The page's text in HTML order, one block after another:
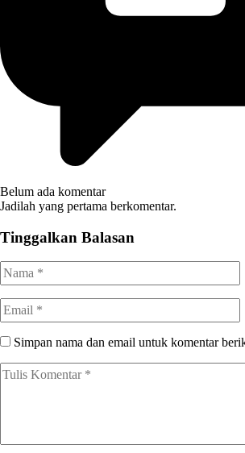
Belum ada komentar
Jadilah yang pertama berkomentar.
Tinggalkan Balasan
Simpan nama dan email untuk komentar